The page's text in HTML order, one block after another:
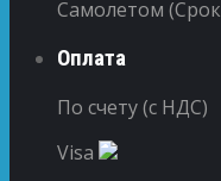
Самолетом
Оплата
По счету (с НДС)
Visa